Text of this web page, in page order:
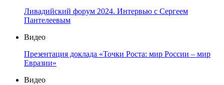
Ливадийский форум 2024. Интервью с Сергеем
Пантелеевым
Видео
Презентация доклада «Точки Роста: мир России – мир
Евразии»
Видео